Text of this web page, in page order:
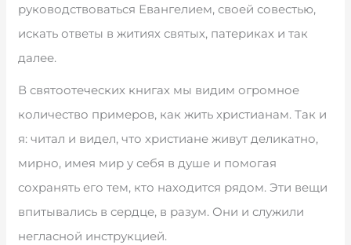
руководствоваться Евангелием, своей совестью,
искать ответы в житиях святых, патериках и так
далее.
В святоотеческих книгах мы видим огромное
количество примеров, как жить христианам. Так и
я: читал и видел, что христиане живут деликатно,
мирно, имея мир у себя в душе и помогая
сохранять его тем, кто находится рядом. Эти вещи
впитывались в сердце, в разум. Они и служили
негласной инструкцией.